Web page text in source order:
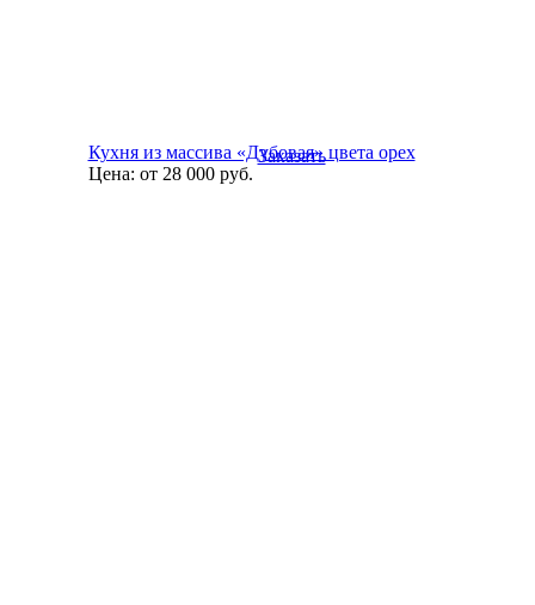
Кухня из массива «Дубовая» цвета орех
Цена: от 28 000руб.
Заказать